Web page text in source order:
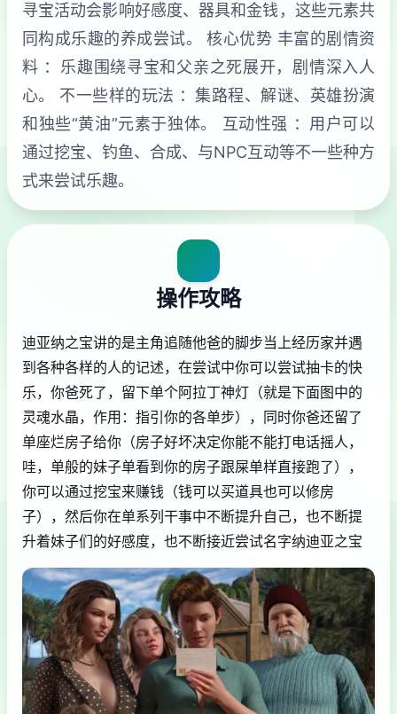
寻宝活动会影响好感度、器具和金钱，这些元素共
同构成乐趣的养成尝试。 核心优势 丰富的剧情资
料 ：乐趣围绕寻宝和父亲之死展开，剧情深入人
心。 不一些样的玩法 ：集路程、解谜、英雄扮演
和独些“黄油”元素于独体。 互动性强 ：用户可以
通过挖宝、钓鱼、合成、与NPC互动等不一些种方
式来尝试乐趣。
操作攻略
迪亚纳之宝讲的是主角追随他爸的脚步当上经历家并遇
到各种各样的人的记述，在尝试中你可以尝试抽卡的快
乐，你爸死了，留下单个阿拉丁神灯（就是下面图中的
灵魂水晶，作用：指引你的各单步），同时你爸还留了
单座烂房子给你（房子好坏决定你能不能打电话摇人，
哇，单般的妹子单看到你的房子跟屎单样直接跑了），
你可以通过挖宝来赚钱（钱可以买道具也可以修房
子），然后你在单系列干事中不断提升自己，也不断提
升着妹子们的好感度，也不断接近尝试名字纳迪亚之宝